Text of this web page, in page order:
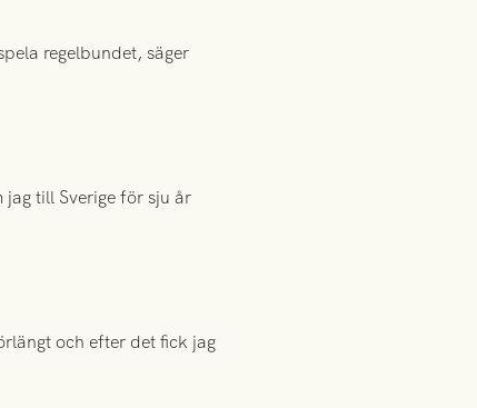
regelbundet, säger
till Sverige för sju år
och efter det fick jag